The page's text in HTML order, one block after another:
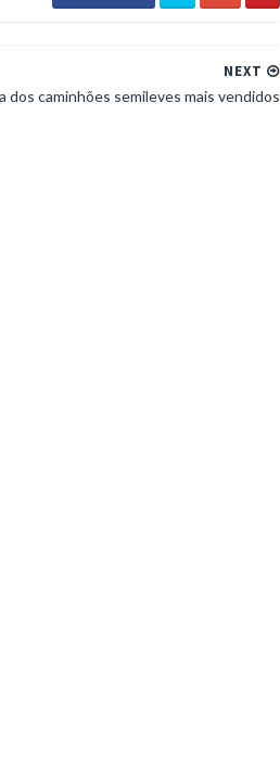
NEXT
dos caminhões semileves mais vendidos